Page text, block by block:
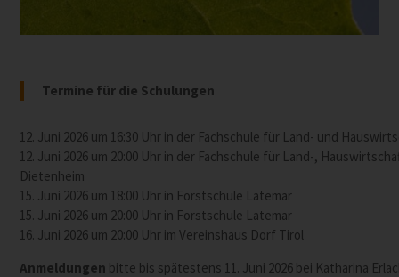
Termine für die Schulungen
12. Juni 2026 um 16:30 Uhr in der Fachschule für Land- und
12. Juni 2026 um 20:00 Uhr in der Fachschule für Land-,
Dietenheim
15. Juni 2026 um 18:00 Uhr in Forstschule Latemar
15. Juni 2026 um 20:00 Uhr in Forstschule Latemar
16. Juni 2026 um 20:00 Uhr im Vereinshaus Dorf Tirol
Anmeldungen bitte bis spätestens 11. Juni 2026 bei Katharina